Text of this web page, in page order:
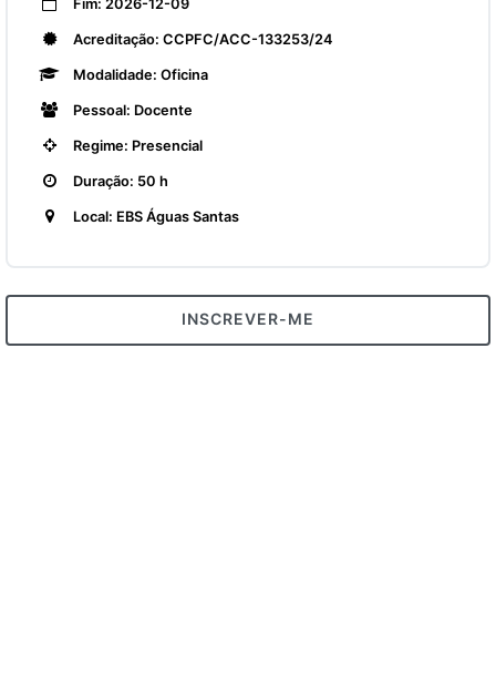
Fim: 2026-12-09
Acreditação: CCPFC/ACC-133253/24
Modalidade: Oficina
Pessoal: Docente
Regime: Presencial
Duração: 50 h
Local: EBS Águas Santas
INSCREVER-ME